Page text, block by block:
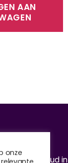
AAN
jong tot oud in
onze